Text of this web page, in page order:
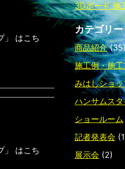
」 はこち
」 はこち
3Dボード 施
カテゴリー
商品紹介
施工例・施
みはしショ
ハンサムス
ショールーム
記者発表会
展示会 (2)